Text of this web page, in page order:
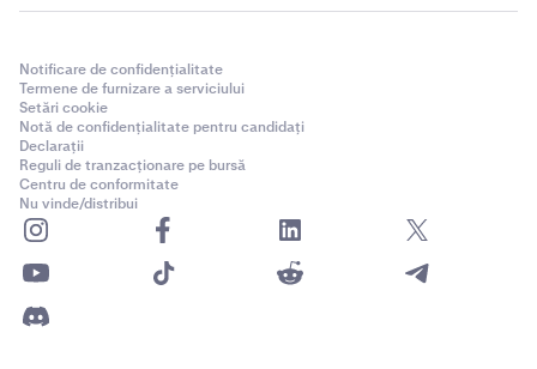
Notificare de confidențialitate
Termene de furnizare a serviciului
Setări cookie
Notă de confidențialitate pentru candidați
Declarații
Reguli de tranzacționare pe bursă
Centru de conformitate
Nu vinde/distribui